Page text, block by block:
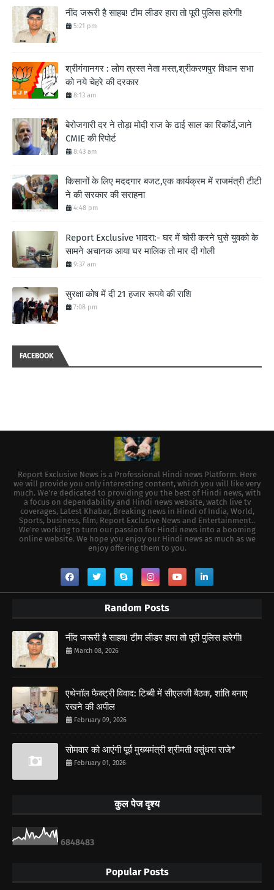
नींद जरूरी है साहब! टीम लीडर हारा तो पूरी पुलिस हारेगी!
5:21 pm
श्रीगंगानगर : लोग त्रस्त नेता मस्त,श्रीकरणपुर विधान सभा
को नये चेहरे की दरकार
8:13 am
बेरोजगारी दर ने तोड़ा मोदी राज के ढाई साल का रिकॉर्ड,जाने
CMIE की रिपोर्ट
8:43 am
किसानों के लिए मददगार बजट,एक कार्यक्रम में राजमंत्री टीटी
ने की सरकार की सराहना
4:48 pm
Report Exclusive भादरा:- घर में चोरी करने घुसे युवको के
सामने अचानक आया घर मालिक तो मार दी गोली
9:37 am
सुरक्षा कोष में दी 21 हजार रूपये की राशि
7:08 pm
FACEBOOK
Report Exclusive News is a Professional Hindi news Platform. Here
we will provide you only interesting content, which you will like very
much. We're dedicated to providing you the best of Hindi news, with
a focus on dependability and Hindi news website, watch live tv
coverages, Latest Khabar, Breaking news in Hindi of India, World,
Sports, business, film, Report Exclusive News and Entertainment..
We're working to turn our passion for Hindi news into a booming
online website. We hope you enjoy our Hindi news as much as we
enjoy offering them to you.
Random Posts
नींद जरूरी है साहब! टीम लीडर हारा तो पूरी पुलिस हारेगी!
March 08, 2026
एथेनॉल फैक्ट्री विवाद: टिब्बी में सीएलजी बैठक, शांति बनाए
रखने की अपील
February 09, 2026
सोमवार को आएंगी पूर्व मुख्यमंत्री श्रीमती वसुंधरा राजे*
February 01, 2026
कुल पेज दृश्य
6848483
Popular Posts